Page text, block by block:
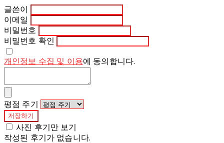
글쓴이
이메일
비밀번호
비밀번호 확인
개인정보 수집 및 이용에 동의합니다.
평점 주기
저장하기
사진 후기만 보기
작성된 후기가 없습니다.